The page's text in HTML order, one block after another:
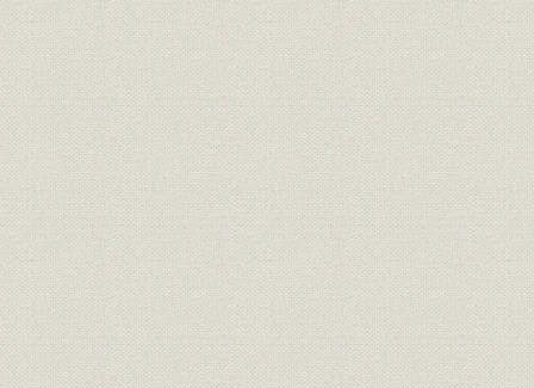
第3節 商品構成の変容と販売体制
第4節 海外事業の拡大
第5節 経営管理・労務と業績の推移
第4章 市場の成熟と国際化のなかの経営(昭和54年―昭和63年)
第1節 市場成熟のなかの経営環境と経営方針
第2節 研究・生産体制における競争力の強化
第3節 販売力の強化と製品分野の多角的拡大
第4節 海外事業の多角化